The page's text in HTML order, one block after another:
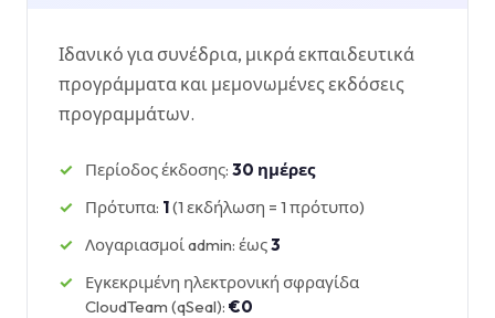
Ιδανικό για συνέδρια, μικρά εκπαιδευτικά
προγράμματα και μεμονωμένες εκδόσεις
προγραμμάτων.
Περίοδος έκδοσης: 30 ημέρες
Πρότυπα: 1(1 εκδήλωση = 1 πρότυπο)
Λογαριασμοί admin: έως3
Εγκεκριμένη ηλεκτρονική σφραγίδα
CloudTeam (qSeal): €0